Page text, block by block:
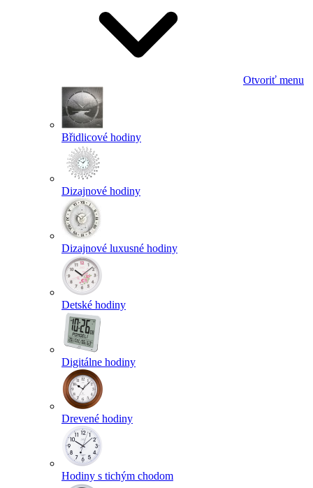
Otvoriť menu
Břidlicové hodiny
Dizajnové hodiny
Dizajnové luxusné hodiny
Detské hodiny
Digitálne hodiny
Drevené hodiny
Hodiny s tichým chodom